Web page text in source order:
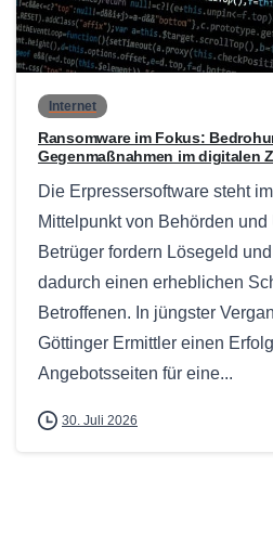
Internet
Ransomware im Fokus:
Gegenmaßnahmen im digitalen
Die Erpressersoftware steht
Mittelpunkt von Behörden
Betrüger fordern Lösegeld
dadurch einen erheblichen
Betroffenen. In jüngster
Göttinger Ermittler einen
Angebotsseiten für eine...
30. Juli 2026